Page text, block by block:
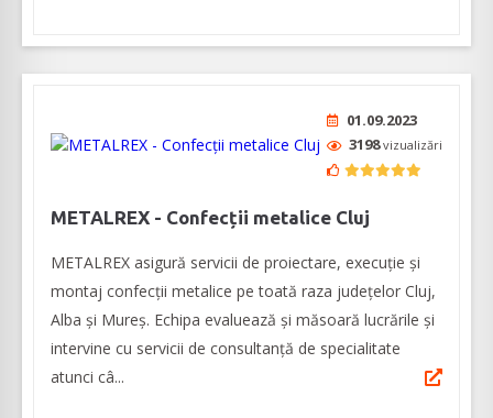
01.09.2023
3198vizualizări
METALREX - Confecții metalice Cluj
METALREX asigură servicii de proiectare, execuție și
montaj confecții metalice pe toată raza județelor Cluj,
Alba și Mureș. Echipa evaluează și măsoară lucrările și
intervine cu servicii de consultanță de specialitate
atunci câ...